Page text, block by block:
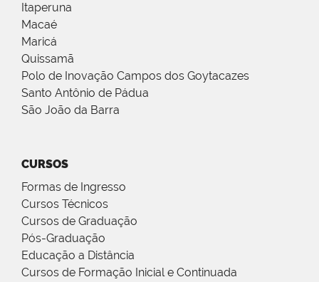
Itaperuna
Macaé
Maricá
Quissamã
Polo de Inovação Campos dos Goytacazes
Santo Antônio de Pádua
São João da Barra
CURSOS
Formas de Ingresso
Cursos Técnicos
Cursos de Graduação
Pós-Graduação
Educação a Distância
Cursos de Formação Inicial e Continuada